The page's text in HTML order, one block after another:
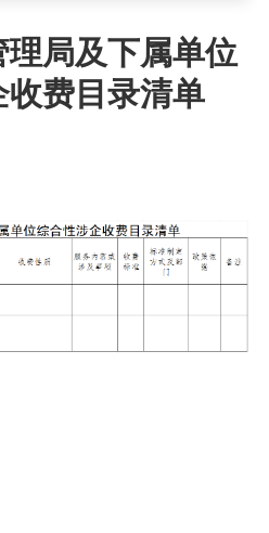
局及下属单位
费目录清单